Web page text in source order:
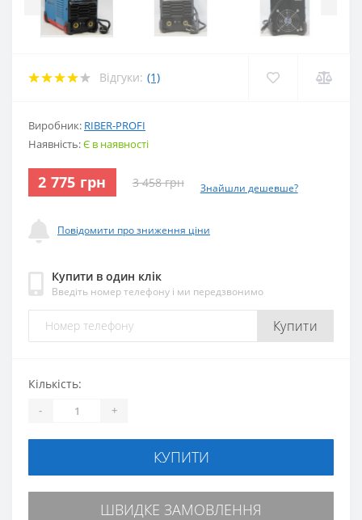
Відгуки: (1)
Виробник: RIBER-PROFI
Наявність:Є в наявності
2 775 грн 3 458 грн Знайшли дешевше?
Повідомити про зниження ціни
Купити в один клік
Введіть номер телефону і ми передзвонимо
Купити
Кількість:
- +
КУПИТИ
ШВИДКЕ ЗАМОВЛЕННЯ